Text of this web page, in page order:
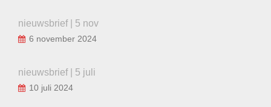
nieuwsbrief | 5 nov
6 november 2024
nieuwsbrief | 5 juli
10 juli 2024